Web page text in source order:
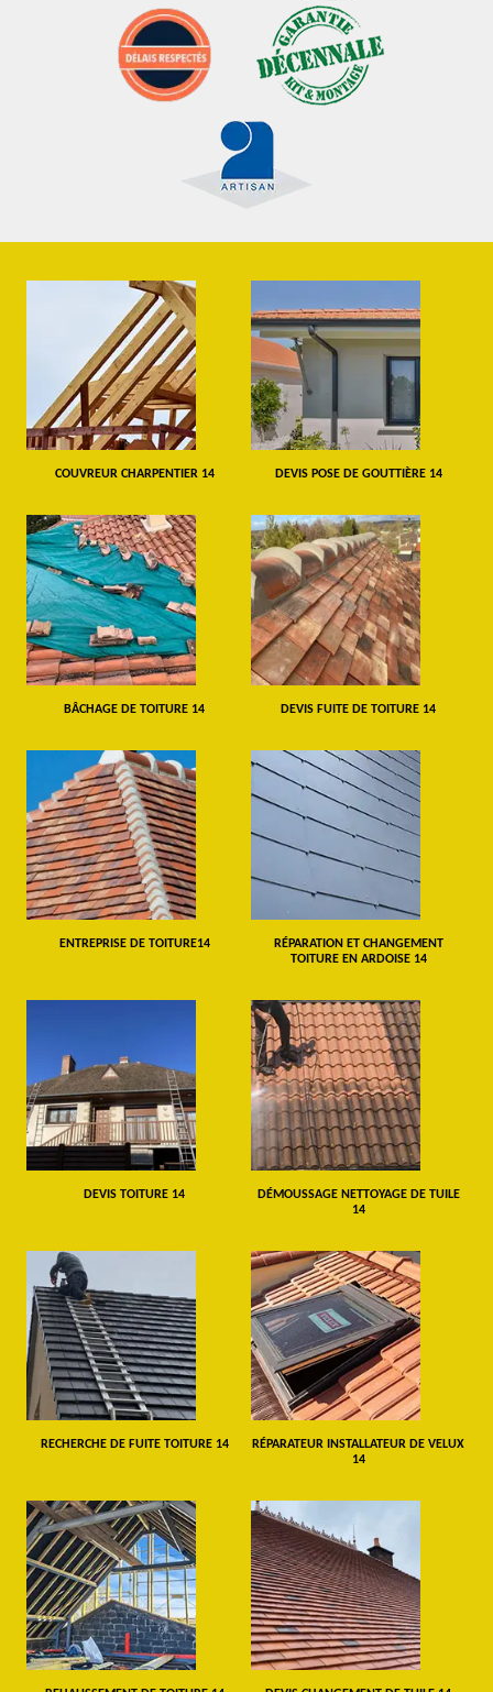
COUVREUR CHARPENTIER 14 DEVIS POSE DE GOUTTIÈRE 14
BÂCHAGE DE TOITURE 14 DEVIS FUITE DE TOITURE 14
ENTREPRISE DE TOITURE14
RÉPARATION ET CHANGEMENT
TOITURE EN ARDOISE 14
DEVIS TOITURE 14
DÉMOUSSAGE NETTOYAGE DE TUILE
14
RECHERCHE DE FUITE TOITURE 14
RÉPARATEUR INSTALLATEUR DE VELUX
14